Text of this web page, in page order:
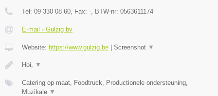
Tel: 09 330 08 60 , Fax: - , BTW-nr: 0563611174
E-mail › Gulzig bv
Website: https://www.gulzig.be Screenshot ▼
Hoi, ▼
Catering op maat, Foodtruck, Productionele ondersteuning,
Muzikale ▼